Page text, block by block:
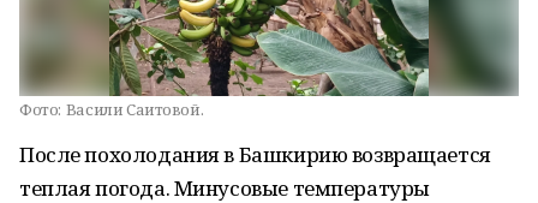
Фото: Васили Саитовой.
После похолодания в Башкирию возвращается
теплая погода. Минусовые температуры